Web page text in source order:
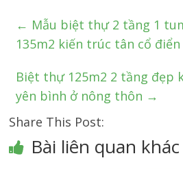
← Mẫu biệt thự 2 tầng 1
135m2 kiến trúc tân cổ điển
Biệt thự 125m2 2 tầng đẹp
yên bình ở nông thôn →
Share This Post:
Bài liên quan khác